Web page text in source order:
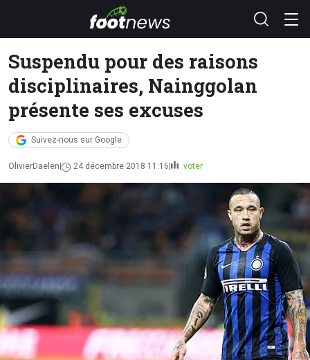
Suspendu pour des raisons
disciplinaires, Nainggolan
présente ses excuses
Suivez-nous sur Google
OlivierDaelen 24 décembre 2018 11:16 voter